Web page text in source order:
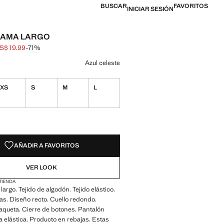
BUSCARINICIAR SESIÓNFAVORITOS
LARGO
[US$ 69.99 ]
[US$ 19.99 ]
19.99-71%
colorceleste seleccionado
Azul celeste
XS S M L
AÑADIR A FAVORITOS
VER LOOK
Tejido de algodón. Tejido elástico.
Diseño recto. Cuello redondo.
Cierre de botones. Pantalón
elástica. Producto en rebajas. Estas